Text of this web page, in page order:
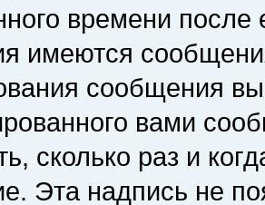
времени
имеются
сообщения
вами
сколько раз и
Эта надпись не